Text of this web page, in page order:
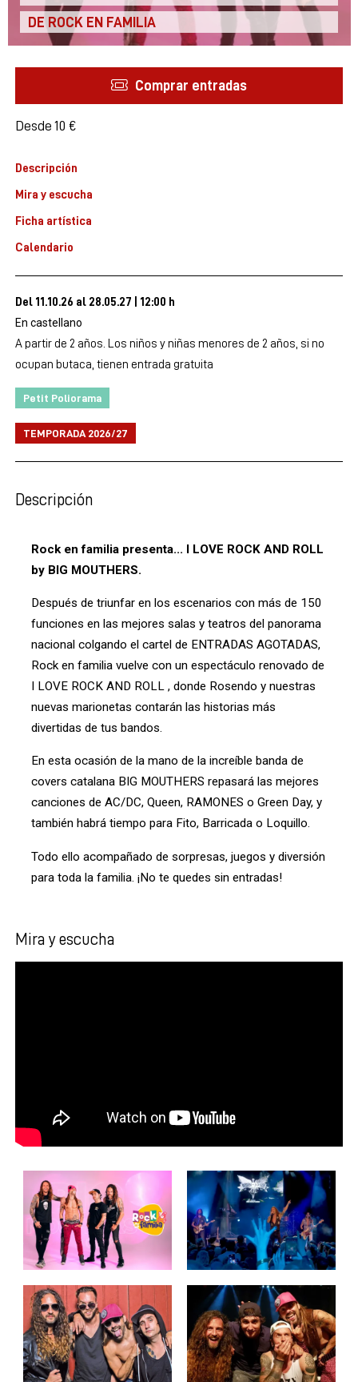
DE ROCK EN FAMILIA
Comprar entradas
Desde Desde
10 €
Descripción
Mira y escucha
Ficha artística
Calendario
Del 11.10.26 al 28.05.27 12:00 h
En castellano
A partir de 2 años. Los niños y niñas menores de 2 años, si no
ocupan butaca, tienen entrada gratuita
Petit Poliorama
TEMPORADA 2026/27
Descripción
Rock en familia presenta... I LOVE ROCK AND ROLL
by BIG MOUTHERS.
Después de triunfar en los escenarios con más de 150
funciones en las mejores salas y teatros del panorama
nacional colgando el cartel de ENTRADAS AGOTADAS,
Rock en familia vuelve con un espectáculo renovado de
I LOVE ROCK AND ROLL , donde Rosendo y nuestras
nuevas marionetas contarán las historias más
divertidas de tus bandos.
En esta ocasión de la mano de la increíble banda de
covers catalana BIG MOUTHERS repasará las mejores
canciones de AC/DC, Queen, RAMONES o Green Day, y
también habrá tiempo para Fito, Barricada o Loquillo.
Todo ello acompañado de sorpresas, juegos y diversión
para toda la familia. ¡No te quedes sin entradas!
Mira y escucha